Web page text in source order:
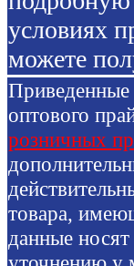
условиях
можете
оптового
розничных
товара,
данные